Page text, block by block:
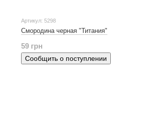
Артикул: 5298
Смородина черная "Титания"
59 грн
Сообщить о поступлении